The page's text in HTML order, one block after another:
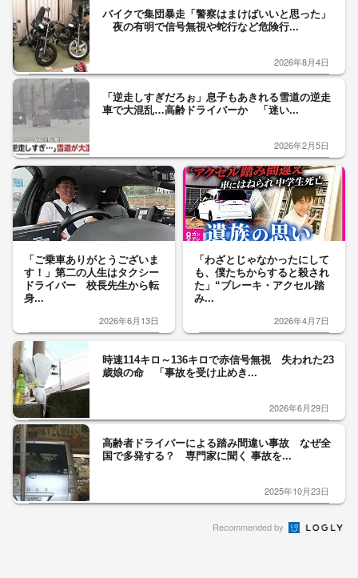
バイクで集団暴走「警察はまけばいいと思った」
夜の有明で信号無視や蛇行など危険行...
2026年8月4日
「逆走しすぎだろぉ」息子もあきれる雪道の逆走
車で大混乱…高齢ドライバーか 「迷い...
2026年2月5日
「ご乗車ありがとうございま
す！」第二の人生はタクシー
ドライバー 校長先生から転
身...
2026年6月13日
「わざとじゃなかったにして
も、僕たちからすると殺され
た」“ブレーキ・アクセル踏
み...
2026年4月7日
時速114キロ～136キロで赤信号無視 失われた23
歳娘の命 「事故を受け止めき...
2026年6月29日
高齢者ドライバーによる踏み間違い事故 なぜ全
国で多発する？ 専門家に聞く 事故を...
2025年10月23日
Recommended by